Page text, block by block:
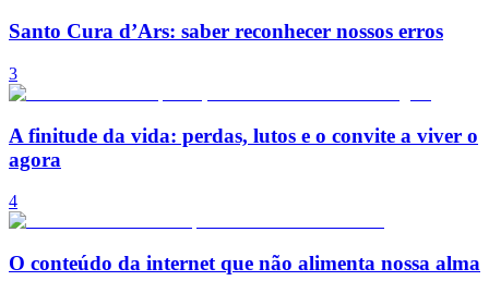
Santo Cura d’Ars: saber reconhecer nossos erros
3
A finitude da vida: perdas, lutos e o convite a viver o
agora
4
O conteúdo da internet que não alimenta nossa alma